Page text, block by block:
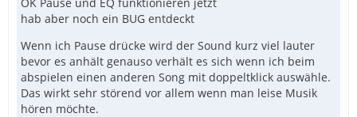
hab aber noch ein BUG entdeckt
Wenn ich Pause drücke wird der Sound kurz viel lauter
bevor es anhält genauso verhält es sich wenn ich beim
abspielen einen anderen Song mit doppeltklick auswähle.
Das wirkt sehr störend vor allem wenn man leise Musik
hören möchte.